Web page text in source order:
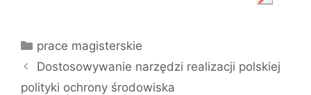
Kategorie
prace magisterskie
Dostosowywanie narzędzi realizacji polskiej
polityki ochrony środowiska